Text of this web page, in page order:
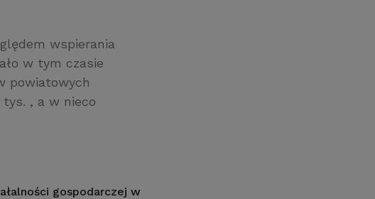
wspierania
w tym czasie
powiatowych
tys. , a w nieco
gospodarczej w